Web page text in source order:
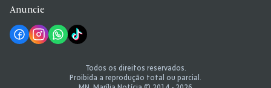
Anuncie
Todos os direitos reservados.
Proibida a reprodução total ou parcial.